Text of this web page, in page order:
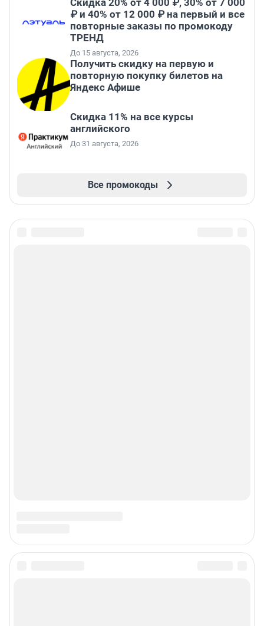
₽ и 40% от 12 000 ₽ на первый и все
повторные заказы по промокоду
ТРЕНД
До 15 августа, 2026
Получить скидку на первую и
повторную покупку билетов на
Яндекс Афише
Скидка 11% на все курсы
английского
До 31 августа, 2026
Все промокоды